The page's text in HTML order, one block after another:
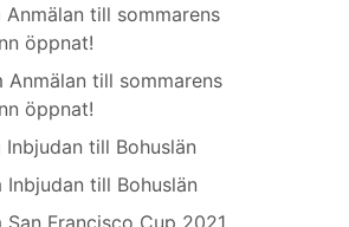
Anmälan till sommarens
öppnat!
Anmälan till sommarens
öppnat!
Inbjudan till Bohuslän
Inbjudan till Bohuslän